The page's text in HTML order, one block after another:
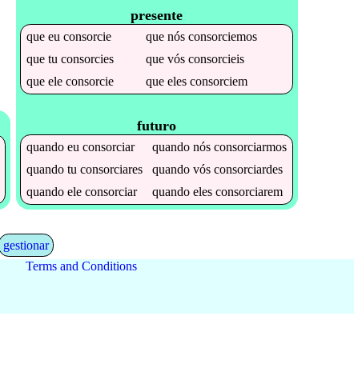
presente
queeuconsorcie quenósconsorciemos
quetuconsorcies quevósconsorcieis
queeleconsorcie queelesconsorciem
futuro
quandoeuconsorciar quandonósconsorciarmos
quandotuconsorciares quandovósconsorciardes
quandoeleconsorciar quandoelesconsorciarem
gestionar
Terms and Conditions